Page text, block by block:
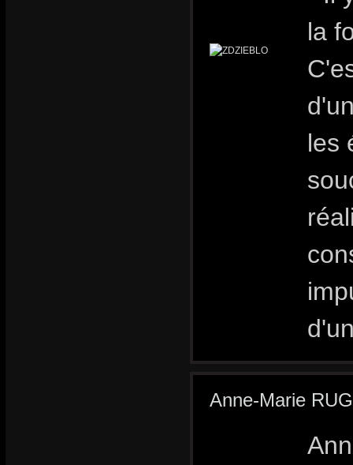
la
les
Anne-Marie